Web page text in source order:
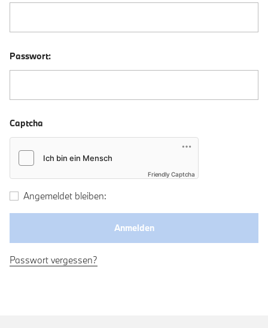
Passwort:
Captcha
Friendly Captcha
Angemeldet bleiben:
Passwort vergessen?